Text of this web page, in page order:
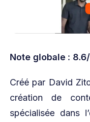
Note globale :
Créé par David
création de
spécialisée dans